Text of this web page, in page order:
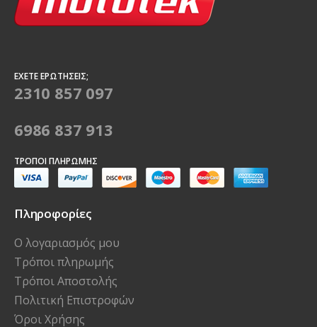
ΈΧΕΤΕ ΕΡΩΤΉΣΕΙΣ;
2310 857 097
6986 837 913
ΤΡΌΠΟΙ ΠΛΗΡΩΜΉΣ
Πληροφορίες
Ο λογαριασμός μου
Τρόποι πληρωμής
Τρόποι Αποστολής
Πολιτική Επιστροφών
Όροι Χρήσης